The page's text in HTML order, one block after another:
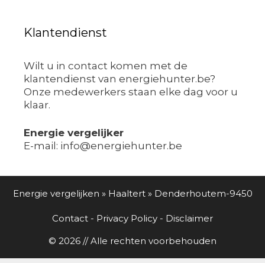
Klantendienst
Wilt u in contact komen met de
klantendienst van energiehunter.be?
Onze medewerkers staan elke dag voor u
klaar.
Energie vergelijker
E-mail: info@energiehunter.be
Energie vergelijken » Haaltert» Denderhoutem-9450
Contact - Privacy Policy - Disclaimer
© 2026 // Alle rechten voorbehouden